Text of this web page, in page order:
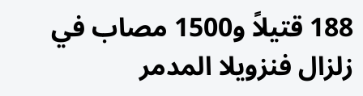
188 قتيلاً و1500 مصاب في
زلزال فنزويلا المدمر